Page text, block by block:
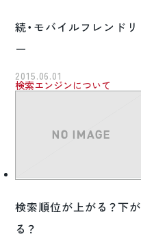
続・モバイルフレンドリ
ー
2015.06.01
検索エンジンについて
検索順位が上がる？下が
る？